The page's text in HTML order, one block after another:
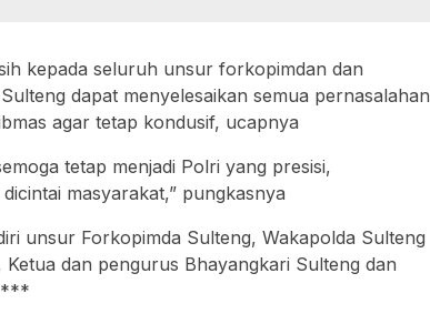
kepada seluruh unsur forkopimdan dan
dapat menyelesaikan semua pernasalahan
agar tetap kondusif, ucapnya
tetap menjadi Polri yang presisi,
masyarakat,” pungkasnya
unsur Forkopimda Sulteng, Wakapolda Sulteng
dan pengurus Bhayangkari Sulteng dan